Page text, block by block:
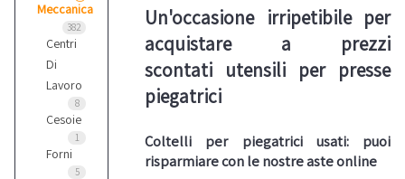
Meccanica
382
Centri
Di
Lavoro
8
Cesoie
1
Forni
5
Un'occasione irripetibile per
acquistare a prezzi
scontati utensili per presse
piegatrici
Coltelli per piegatrici usati: puoi
risparmiare con le nostre aste online